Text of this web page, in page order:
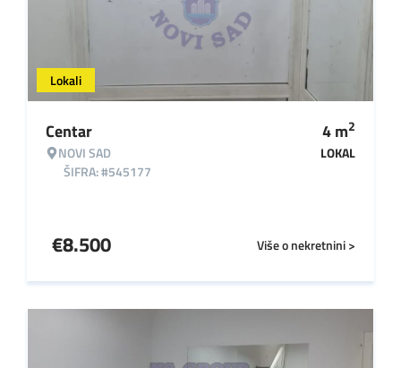
Lokali
Centar
NOVI SAD
ŠIFRA: #545177
4m2
LOKAL
Više o nekretnini >
€8.500